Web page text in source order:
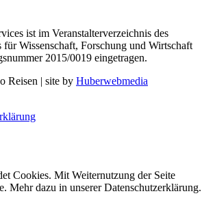
ist im Veranstalterverzeichnis des
für Wissenschaft, Forschung und Wirtschaft
2015/0019 eingetragen.
Reisen | site by Huberwebmedia
Cookies. Mit Weiternutzung der Seite
Mehr dazu in unserer Datenschutzerklärung.